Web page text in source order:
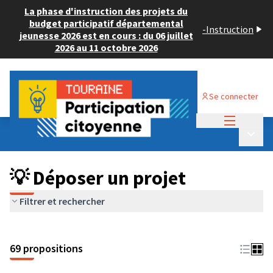
La phase d'instruction des projets du
budget participatif départemental
jeunesse 2026 est en cours : du 06 juillet
2026 au 11 octobre 2026
-Instruction
Se connecter
Budget Participatif ADULTE 2024
💡 Déposer un projet
💡 Déposer un projet
Filtrer et rechercher
69 propositions